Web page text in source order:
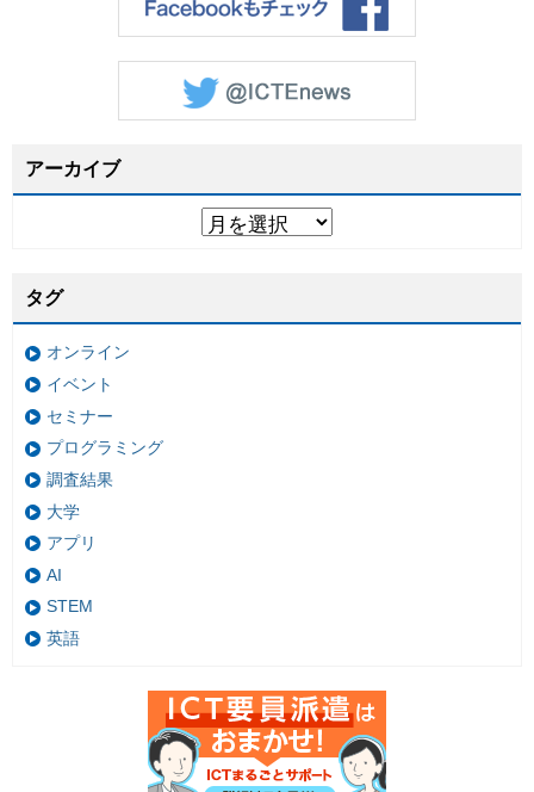
アーカイブ
タグ
オンライン
イベント
セミナー
プログラミング
調査結果
大学
アプリ
AI
STEM
英語